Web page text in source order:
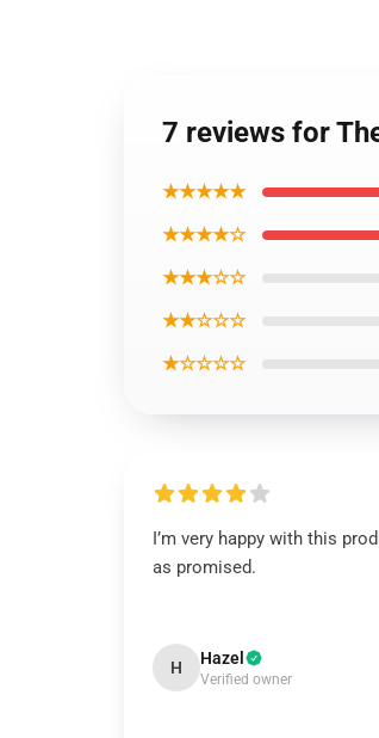
7 reviews for
★★★★★
★★★★☆
★★★☆☆
★★☆☆☆
★☆☆☆☆
I’m very happy with this
as promised.
H Hazel
Verified owner